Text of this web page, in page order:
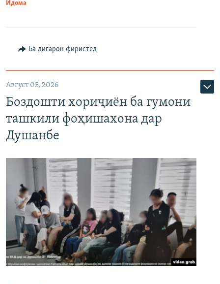
Идома
Ба дигарон фиристед
Август 05, 2026
Боздошти хориҷиён ба гумони
ташкили фоҳишахона дар
Душанбе